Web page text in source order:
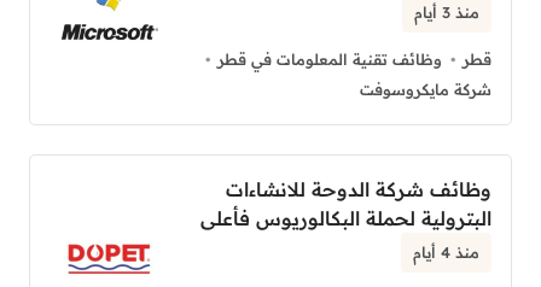
منذ 3 أيام
قطر
وظائف تقنية المعلومات في قطر
شركة مايكروسوفت
وظائف شركة الدوحة للانشاءات
البترولية لحملة البكالوريوس فأعلى
منذ 4 أيام